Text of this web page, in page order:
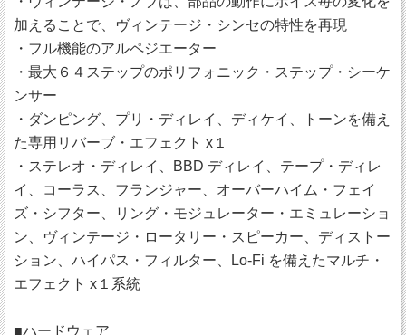
加えることで、ヴィンテージ・シンセの特性を再現
・フル機能のアルペジエーター
・最大６４ステップのポリフォニック・ステップ・シーケ
ンサー
・ダンピング、プリ・ディレイ、ディケイ、トーンを備え
た専用リバーブ・エフェクト x１
・ステレオ・ディレイ、BBD ディレイ、テープ・ディレ
イ、コーラス、フランジャー、オーバーハイム・フェイ
ズ・シフター、リング・モジュレーター・エミュレーショ
ン、ヴィンテージ・ロータリー・スピーカー、ディストー
ション、ハイパス・フィルター、Lo-Fi を備えたマルチ・
エフェクト x１系統
■ハードウェア